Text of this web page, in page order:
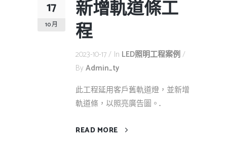
17
10 月
新增軌道條工
程
2023-10-17 In LED照明工程案例
By Admin_ty
此工程延用客戶舊軌道燈，並新增
軌道條，以照亮廣告圖。...
READ MORE